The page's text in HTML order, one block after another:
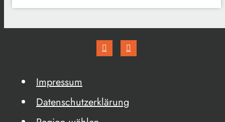
Impressum
Datenschutzerklärung